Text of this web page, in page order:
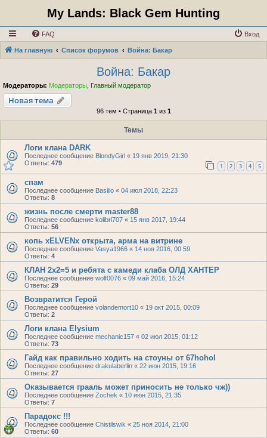
My Lands: Black Gem Hunting
FAQ Вход
На главную Список форумов Война: Бакар
Война: Бакар
Модераторы: Модераторы Главный модератор
Новая тема
96 тем • Страница 1из 1
Темы
Логи клана DARK
Последнее сообщение BlondyGirl « 19 янв 2019, 21:30
Ответы: 479 1 2 3 4 5
спам
Последнее сообщение Basilio « 04 июл 2018, 22:23
Ответы: 8
жизнь после смерти master88
Последнее сообщение kolibri707 « 15 янв 2017, 19:44
Ответы: 56
копь xELVENx открыта, арма на витрине
Последнее сообщение Vasya1966 « 14 ноя 2016, 00:59
Ответы: 4
КЛАН 2х2=5 и ребята с камеди клаба ОЛД ХАНТЕР
Последнее сообщение wolf0076 « 09 май 2016, 15:24
Ответы: 29
Возвратится Герой
Последнее сообщение volandemort10 « 19 окт 2015, 00:09
Ответы: 2
Логи клана Elysium
Последнее сообщение mechanic157 « 02 июл 2015, 01:12
Ответы: 73
Гайд как правильно ходить на стоуны от 67hohol
Последнее сообщение drakulaberlin « 22 июн 2015, 19:16
Ответы: 27
Оказывается грааль может приносить не только чж))
Последнее сообщение Zochek « 10 июн 2015, 21:35
Ответы: 7
Парадокс !!!
Последнее сообщение Chistilswik « 25 ноя 2014, 21:00
Ответы: 60